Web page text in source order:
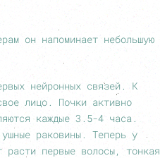
он напоминает небольшую
нейронных связей. К
лицо. Почки активно
каждые 3.5-4 часа.
раковины. Теперь у
первые волосы, тонкая